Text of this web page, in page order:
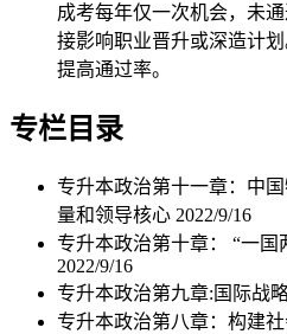
成考每年仅一次机会，未
接影响职业晋升或深造计
提高通过率。
专栏目录
专升本政治第十一章：中
量和领导核心 2022/9/16
专升本政治第十章： “一
2022/9/16
专升本政治第九章:国际战
专升本政治第八章：构建